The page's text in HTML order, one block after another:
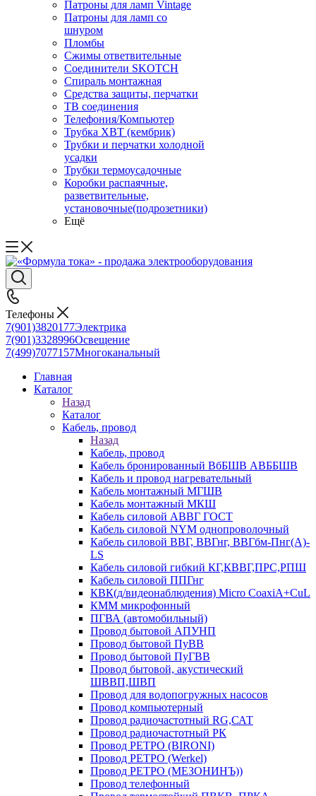
Патроны для ламп Vintage
Патроны для ламп со
шнуром
Пломбы
Сжимы ответвительные
Соединители SKOTCH
Спираль монтажная
Средства защиты, перчатки
ТВ соединения
Телефония/Компьютер
Трубка ХВТ (кембрик)
Трубки и перчатки холодной
усадки
Трубки термоусадочные
Коробки распаячные,
разветвительные,
установочные(подрозетники)
Ещё
Телефоны
7(901)3820177Электрика
7(901)3328996Освещение
7(499)7077157Многоканальный
Главная
Каталог
Назад
Каталог
Кабель, провод
Назад
Кабель, провод
Кабель бронированный ВбБШВ АВББШВ
Кабель и провод нагревательный
Кабель монтажный МГШВ
Кабель монтажный МКШ
Кабель силовой АВВГ ГОСТ
Кабель силовой NYM однопроволочный
Кабель силовой ВВГ, ВВГнг, ВВГбм-Пнг(А)-
LS
Кабель силовой гибкий КГ,КВВГ,ПРС,РПШ
Кабель силовой ППГнг
КВК(д/видеонаблюдения) Micro CoaxiA+CuL
КММ микрофонный
ПГВА (автомобильный)
Провод бытовой АПУНП
Провод бытовой ПуВВ
Провод бытовой ПуГВВ
Провод бытовой, акустический
ШВВП,ШВП
Провод для водопогружных насосов
Провод компьютерный
Провод радиочастотный RG,САТ
Провод радиочастотный РК
Провод РЕТРО (BIRONI)
Провод РЕТРО (Werkel)
Провод РЕТРО (МЕЗОНИНЪ))
Провод телефонный